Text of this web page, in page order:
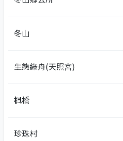
冬山
生態綠舟(天照宮)
楓橋
珍珠村